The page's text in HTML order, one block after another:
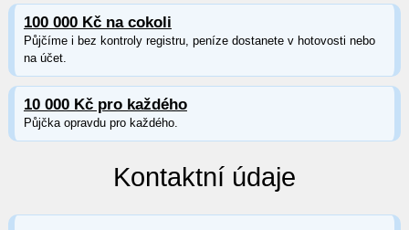
100 000 Kč na cokoli
Půjčíme i bez kontroly registru, peníze dostanete v hotovosti nebo
na účet.
10 000 Kč pro každého
Půjčka opravdu pro každého.
Kontaktní údaje